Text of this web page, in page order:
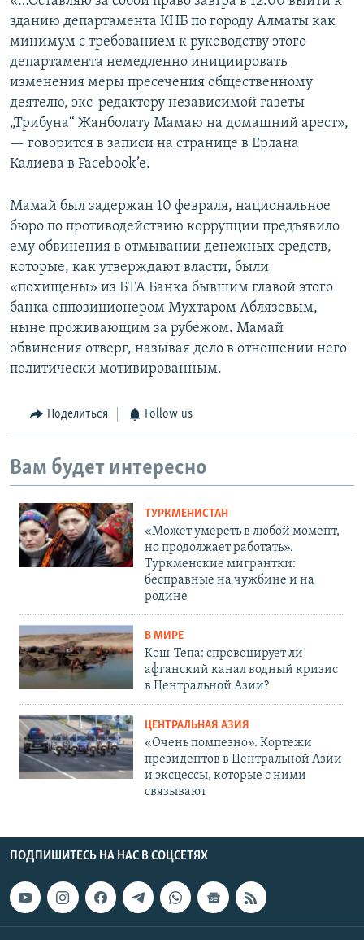
зданию департамента КНБ по городу Алматы как
минимум с требованием к руководству этого
департамента немедленно инициировать
изменения меры пресечения общественному
деятелю, экс-редактору независимой газеты
„Трибуна“ Жанболату Мамаю на домашний арест»,
— говорится в записи на странице в Ерлана
Калиева в Facebook’e.
Мамай был задержан 10 февраля, национальное
бюро по противодействию коррупции предъявило
ему обвинения в отмывании денежных средств,
которые, как утверждают власти, были
«похищены» из БТА Банка бывшим главой этого
банка оппозиционером Мухтаром Аблязовым,
ныне проживающим за рубежом. Мамай
обвинения отверг, называя дело в отношении него
политически мотивированным.
Поделиться Follow us
Вам будет интересно
ТУРКМЕНИСТАН
«Может умереть в любой момент,
но продолжает работать».
Туркменские мигрантки:
бесправные на чужбине и на
родине
В МИРЕ
Кош-Тепа: спровоцирует ли
афганский канал водный кризис
в Центральной Азии?
ЦЕНТРАЛЬНАЯ АЗИЯ
«Очень помпезно». Кортежи
президентов в Центральной Азии
и эксцессы, которые с ними
связывают
ПОДПИШИТЕСЬ НА НАС В СОЦСЕТЯХ